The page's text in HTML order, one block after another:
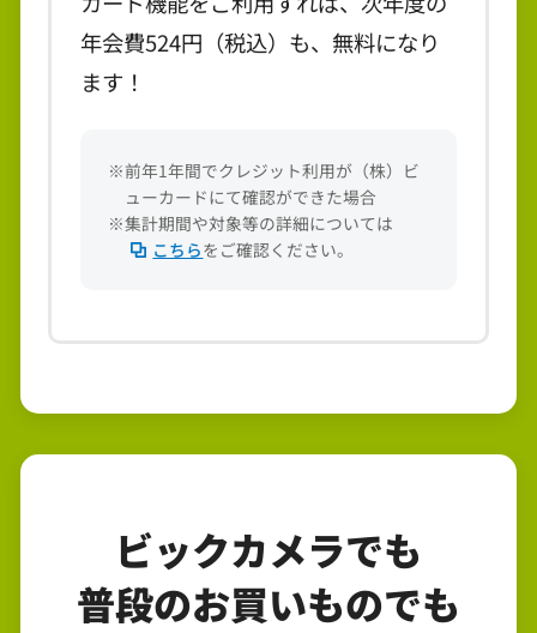
年会費524円（税込）も、無料になり
ます！
※前年1年間でクレジット利用が（株）ビ
ューカードにて確認ができた場合
※集計期間や対象等の詳細については
こちらをご確認ください。
ビックカメラでも
普段のお買いものでも